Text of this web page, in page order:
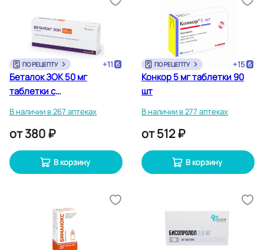
ПО РЕЦЕПТУ +11
Беталок ЗОК 50 мг
таблетки с
высвобождением 30 шт
В наличии в 267 аптеках
от380 ₽
В корзину
ПО РЕЦЕПТУ +15
Конкор 5 мг таблетки 90
шт
В наличии в 277 аптеках
от512 ₽
В корзину